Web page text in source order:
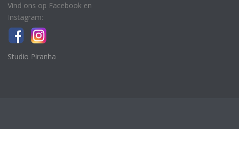
Vind ons op Facebook en
Instagram:
Studio Piranha